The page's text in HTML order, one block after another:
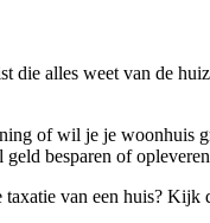
die alles weet van de
of wil je je woonhuis
besparen of
van een huis?